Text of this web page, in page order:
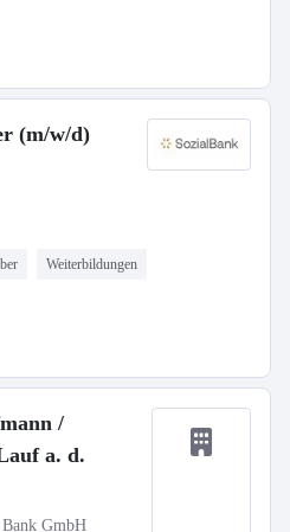
(m/w/d)
Weiterbildungen
/
a. d.
GmbH